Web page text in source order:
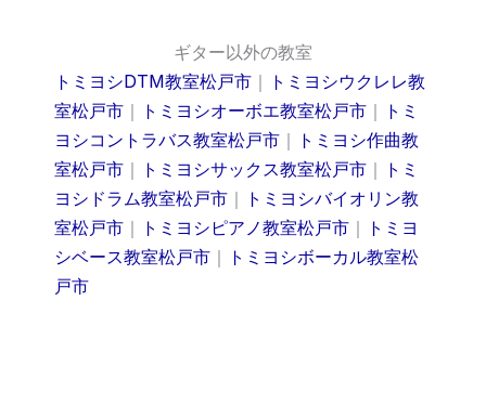
ギター以外の教室
トミヨシDTM教室松戸市 ｜ トミヨシウクレレ教
室松戸市 ｜ トミヨシオーボエ教室松戸市 ｜ トミ
ヨシコントラバス教室松戸市 ｜ トミヨシ作曲教
室松戸市 ｜ トミヨシサックス教室松戸市 ｜ トミ
ヨシドラム教室松戸市 ｜ トミヨシバイオリン教
室松戸市 ｜ トミヨシピアノ教室松戸市 ｜ トミヨ
シベース教室松戸市 ｜ トミヨシボーカル教室松
戸市